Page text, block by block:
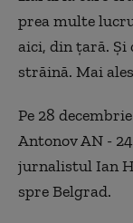
prea multe
aici, din țară. Și
străină. Mai
Pe 28
Antonov AN -
jurnalistul Ian
spre Belgrad.